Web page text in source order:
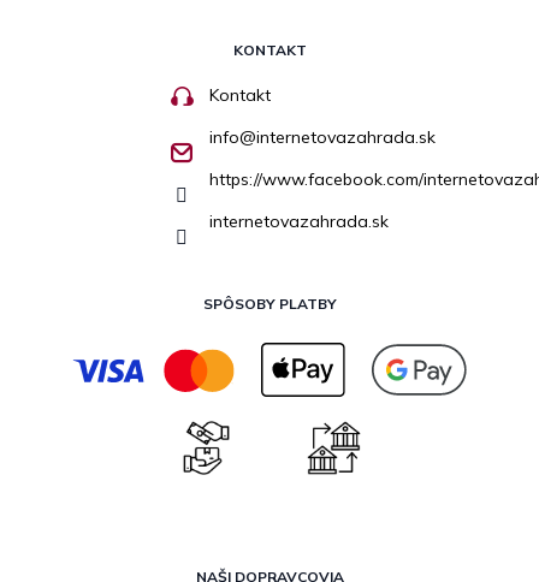
KONTAKT
Kontakt
info@internetovazahrada.sk
https://www.facebook.com/
internetovazahrada.sk
SPÔSOBY PLATBY
NAŠI DOPRAVCOVIA